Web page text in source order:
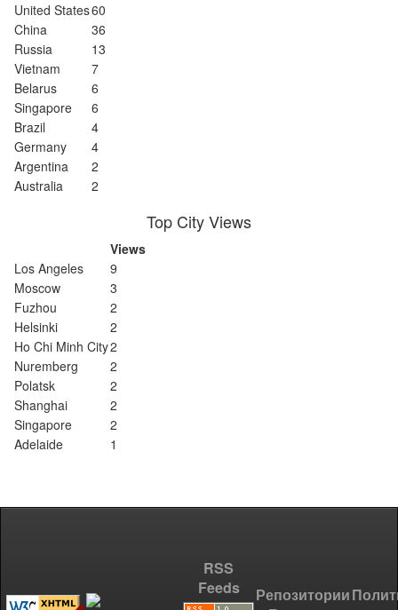
United States60
China
36
Russia
13
Vietnam
7
Belarus
6
Singapore
6
Brazil
4
Germany
4
Argentina
2
Australia
2
Top City Views
Views
Los Angeles
9
Moscow
3
Fuzhou
2
Helsinki
2
Ho Chi Minh City2
Nuremberg
2
Polatsk
2
Shanghai
2
Singapore
2
Adelaide
1
RSS
Feeds
Репозитории